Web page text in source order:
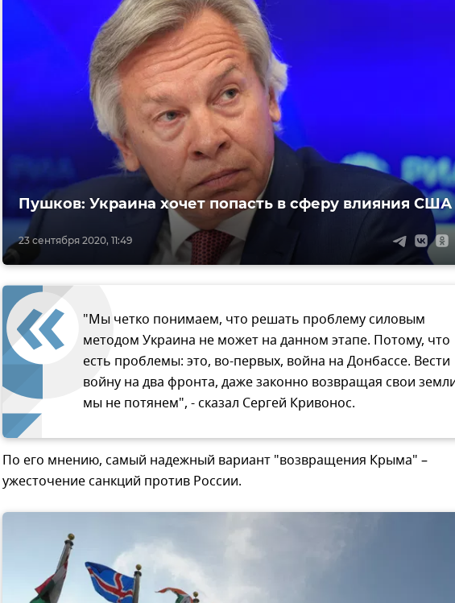
23 сентября 2020, 11:49
Пушков: Украина хочет попасть в сферу влияния США
"Мы четко понимаем, что решать проблему силовым
методом Украина не может на данном этапе. Потому, что
есть проблемы: это, во-первых, война на Донбассе. Вести
войну на два фронта, даже законно возвращая свои
мы не потянем", - сказал Сергей Кривонос.
По его мнению, самый надежный вариант "возвращения Крыма" –
ужесточение санкций против России.